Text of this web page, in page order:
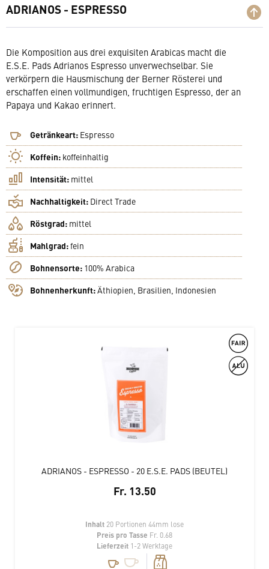
ADRIANOS - ESPRESSO
Die Komposition aus drei exquisiten Arabicas macht die
E.S.E. Pads Adrianos Espresso unverwechselbar. Sie
verkörpern die Hausmischung der Berner Rösterei und
erschaffen einen vollmundigen, fruchtigen Espresso, der an
Papaya und Kakao erinnert.
Getränkeart: Espresso
Koffein: koffeinhaltig
Intensität: mittel
Nachhaltigkeit: Direct Trade
Röstgrad: mittel
Mahlgrad:fein
Bohnensorte: 100% Arabica
Bohnenherkunft:Äthiopien, Brasilien, Indonesien
ADRIANOS - ESPRESSO - 20 E.S.E. PADS (BEUTEL)
Fr. 13.50
Inhalt 20 Portionen 44mm lose
Preis pro Tasse Fr. 0.68
Lieferzeit 1-2 Werktage